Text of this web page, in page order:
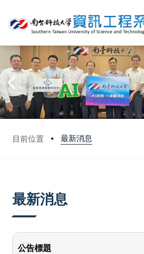
目前位置 最新消息
最新消息
公告標題